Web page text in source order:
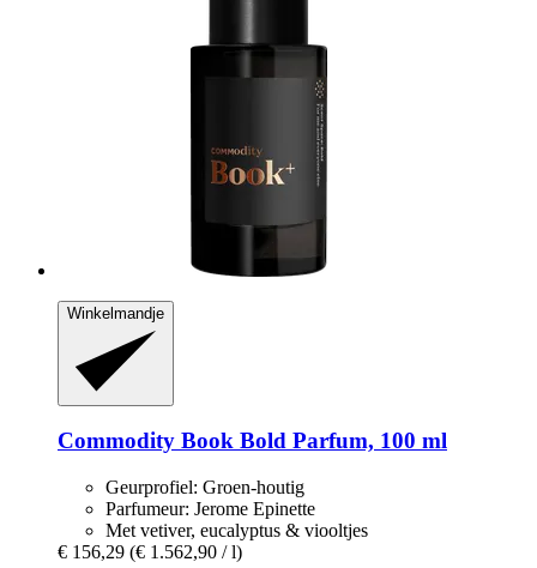
Winkelmandje
Commodity Book Bold Parfum, 100 ml
Geurprofiel: Groen-houtig
Parfumeur: Jerome Epinette
Met vetiver, eucalyptus & viooltjes
€ 156,29 (€ 1.562,90 / l)